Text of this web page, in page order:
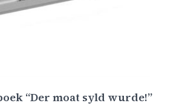
“Der moat syld wurde!”